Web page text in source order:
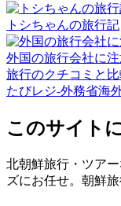
トシちゃんの旅行記
外国の旅行会社に注
旅行のクチコミと
たびレジ-外務省海
このサイト
北朝鮮旅行・ツア
ズにお任せ。朝鮮